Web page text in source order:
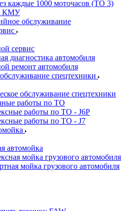
каждые 1000 моточасов (ТО 3)
КМУ
обслуживание
сервис
диагностика автомобиля
ремонт автомобиля
спецтехники
обслуживание спецтехники
работы по ТО
работы по ТО - J6P
работы по ТО - J7
автомойка
мойка грузового автомобиля
мойка грузового автомобиля